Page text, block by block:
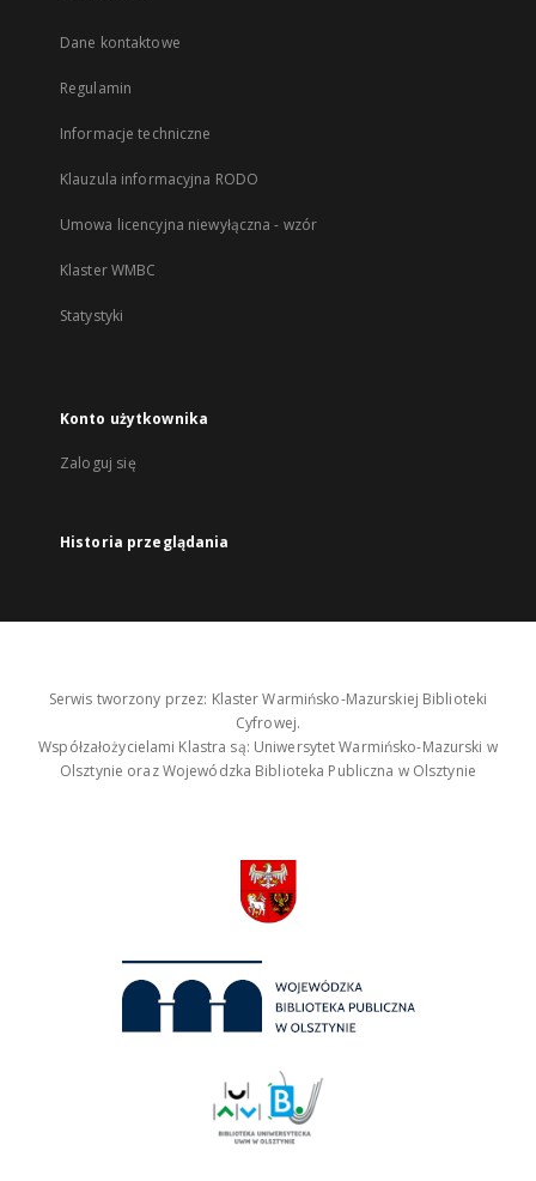
Dane kontaktowe
Regulamin
Informacje techniczne
Klauzula informacyjna RODO
Umowa licencyjna niewyłączna - wzór
Klaster WMBC
Statystyki
Konto użytkownika
Zaloguj się
Historia przeglądania
Serwis tworzony przez: Klaster Warmińsko-Mazurskiej Biblioteki
Cyfrowej.
Współzałożycielami Klastra są: Uniwersytet Warmińsko-Mazurski w
Olsztynie oraz Wojewódzka Biblioteka Publiczna w Olsztynie